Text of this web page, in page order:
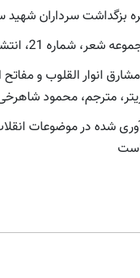
سرداران شهید سپاه،
21، انتشارات نیستان، 1378
انوار القلوب و
مترجم، محمود شاهرخی،
شده در موضوعات